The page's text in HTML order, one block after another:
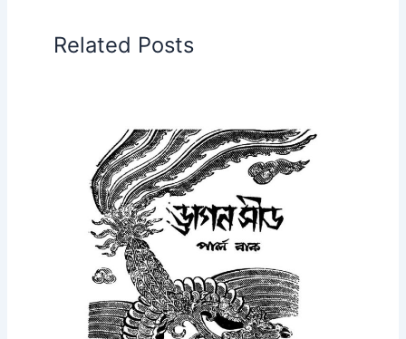
Related Posts